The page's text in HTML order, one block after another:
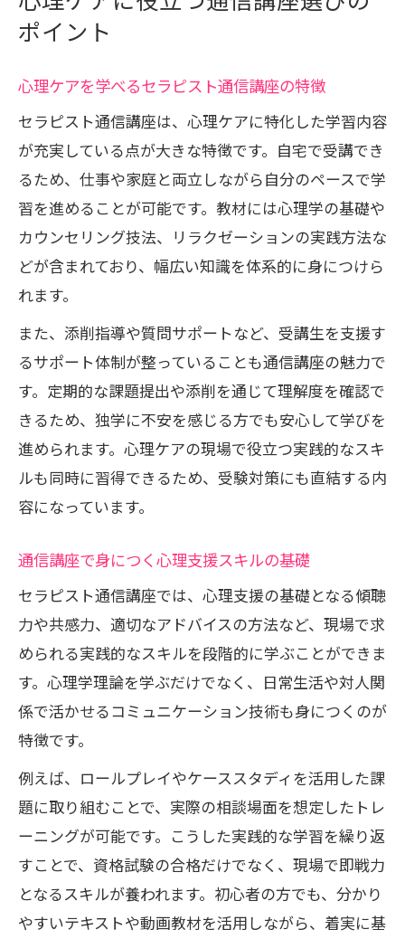
ポイント
心理ケアを学べるセラピスト通信講座の特徴
セラピスト通信講座は、心理ケアに特化した学習内容
が充実している点が大きな特徴です。自宅で受講でき
るため、仕事や家庭と両立しながら自分のペースで学
習を進めることが可能です。教材には心理学の基礎や
カウンセリング技法、リラクゼーションの実践方法な
どが含まれており、幅広い知識を体系的に身につけら
れます。
また、添削指導や質問サポートなど、受講生を支援す
るサポート体制が整っていることも通信講座の魅力で
す。定期的な課題提出や添削を通じて理解度を確認で
きるため、独学に不安を感じる方でも安心して学びを
進められます。心理ケアの現場で役立つ実践的なスキ
ルも同時に習得できるため、受験対策にも直結する内
容になっています。
通信講座で身につく心理支援スキルの基礎
セラピスト通信講座では、心理支援の基礎となる傾聴
力や共感力、適切なアドバイスの方法など、現場で求
められる実践的なスキルを段階的に学ぶことができま
す。心理学理論を学ぶだけでなく、日常生活や対人関
係で活かせるコミュニケーション技術も身につくのが
特徴です。
例えば、ロールプレイやケーススタディを活用した課
題に取り組むことで、実際の相談場面を想定したトレ
ーニングが可能です。こうした実践的な学習を繰り返
すことで、資格試験の合格だけでなく、現場で即戦力
となるスキルが養われます。初心者の方でも、分かり
やすいテキストや動画教材を活用しながら、着実に基